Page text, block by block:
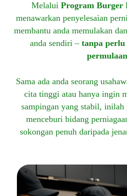
Melalui Program Burger
menawarkan penyelesaian
membantu anda memulakan
anda sendiri – tanpa perlu
permulaan
Sama ada anda seorang
cita tinggi atau hanya ingin
sampingan yang stabil, inilah
menceburi bidang
sokongan penuh daripada